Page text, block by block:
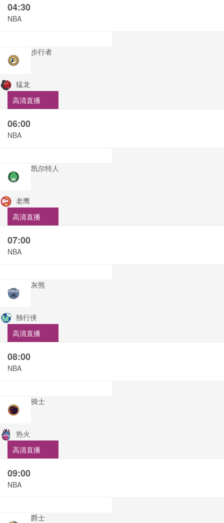
04:30
NBA
步行者
猛龙
高清直播
06:00
NBA
凯尔特人
老鹰
高清直播
07:00
NBA
灰熊
独行侠
高清直播
08:00
NBA
骑士
热火
高清直播
09:00
NBA
爵士